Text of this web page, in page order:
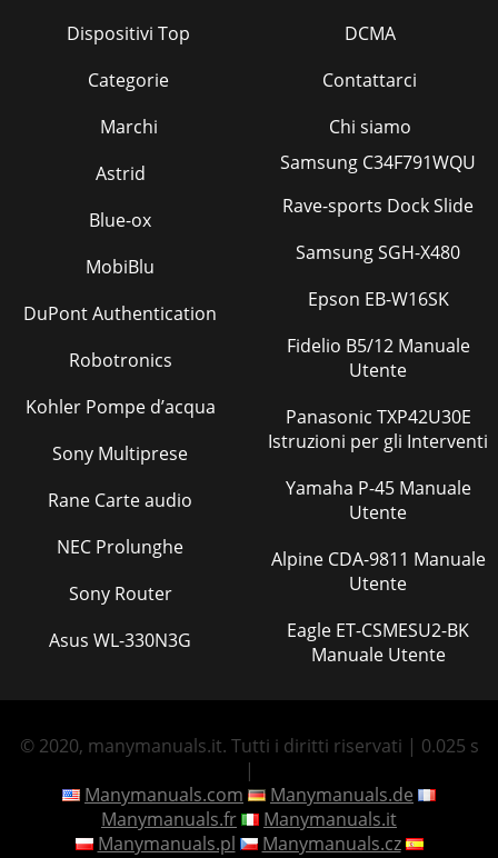
Dispositivi Top
Categorie
Marchi
DCMA
Contattarci
Chi siamo
Astrid
Blue-ox
MobiBlu
DuPont Authentication
Robotronics
Kohler Pompe d’acqua
Sony Multiprese
Rane Carte audio
NEC Prolunghe
Sony Router
Asus WL-330N3G
Samsung C34F791WQU
Rave-sports Dock Slide
Samsung SGH-X480
Epson EB-W16SK
Fidelio B5/12 Manuale
Utente
Panasonic TXP42U30E
Istruzioni per gli Interventi
Yamaha P-45 Manuale
Utente
Alpine CDA-9811 Manuale
Utente
Eagle ET-CSMESU2-BK
Manuale Utente
© 2020, manymanuals.it. Tutti i diritti riservati | 0.025 s
|
Manymanuals.com
Manymanuals.de
Manymanuals.fr
Manymanuals.it
Manymanuals.pl
Manymanuals.cz